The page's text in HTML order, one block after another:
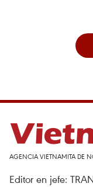
AGENCIA VIETNAMITA DE
Editor en jefe: